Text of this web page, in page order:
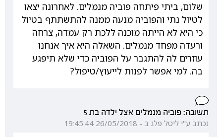
שלום, ביתי פיתחה פוביה מנמלים. לאחרונה יצאו
לטיול נתי והפוביה מנעה ממנה להתשתתף בטיול
כי היא לא הייתה מוכנה ללכת רק עמדה, צרחה
ורעדה מפחד מנמלים. השאלה היא איך אנחנו
עוזרים לה להתגבר על הפוביה כדי שלא תיפגע
בה. למי אפשר לפנות לייעוץ/טיפול?
תשובה: פוביה מנמלים אצל ילדה בת 5
נכתב ע"י ליטל פלג ב - 26/05/2018 19:45:44